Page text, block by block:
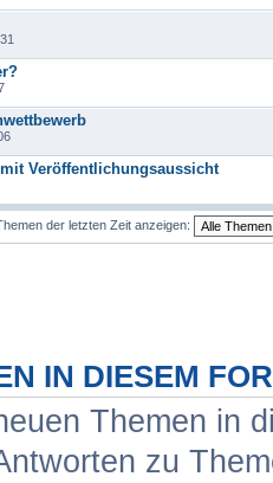
Veröffentlichungsaussicht
der letzten Zeit anzeigen:
IN DIESEM
Themen in
zu